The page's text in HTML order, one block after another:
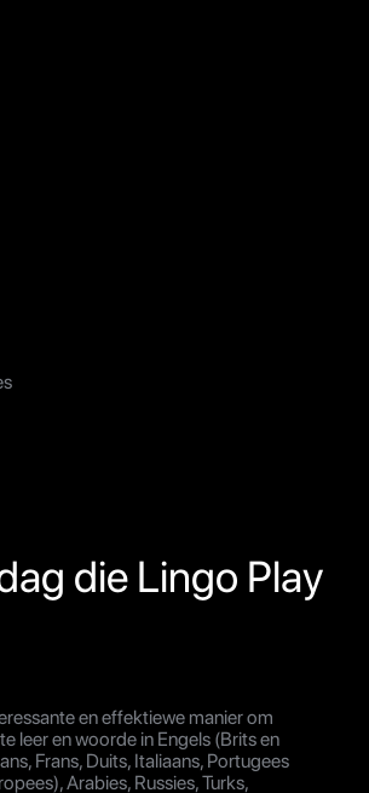
die Lingo Play
en effektiewe manier om
leer en woorde in Engels (Brits en
Frans, Duits, Italiaans, Portugees
Arabies, Russies, Turks,